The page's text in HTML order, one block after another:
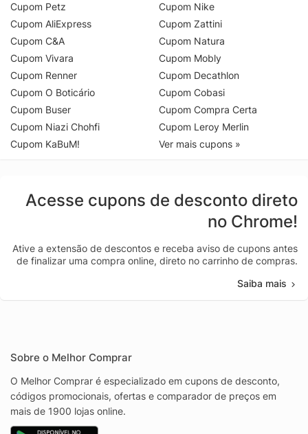
Cupom Petz
Cupom AliExpress
Cupom C&A
Cupom Vivara
Cupom Renner
Cupom O Boticário
Cupom Buser
Cupom Niazi Chohfi
Cupom KaBuM!
Cupom Nike
Cupom Zattini
Cupom Natura
Cupom Mobly
Cupom Decathlon
Cupom Cobasi
Cupom Compra Certa
Cupom Leroy Merlin
Ver mais cupons »
Acesse cupons de desconto direto
no Chrome!
Ative a extensão de descontos e receba aviso de cupons antes
de finalizar uma compra online, direto no carrinho de compras.
Saiba mais
Sobre o Melhor Comprar
O Melhor Comprar é especializado em cupons de desconto,
códigos promocionais, ofertas e comparador de preços em
mais de 1900 lojas online.